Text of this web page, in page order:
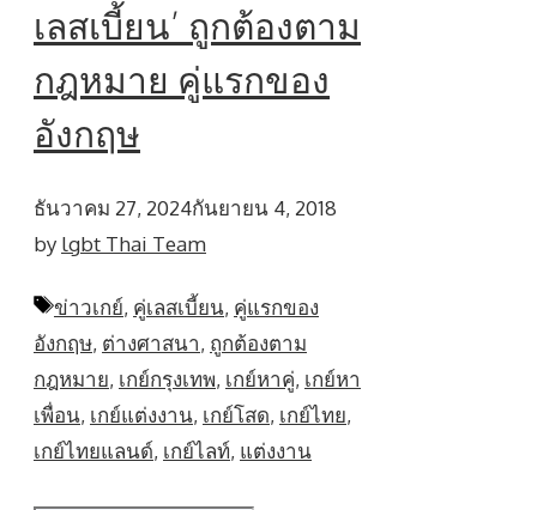
เลสเบี้ยน’ ถูกต้องตาม
กฎหมาย คู่แรกของ
อังกฤษ
ธันวาคม 27, 2024กันยายน 4, 2018
by lgbt Thai Team
Tags
ข่าวเกย์, คู่เลสเบี้ยน, คู่แรกของ
อังกฤษ, ต่างศาสนา, ถูกต้องตาม
กฎหมาย, เกย์กรุงเทพ, เกย์หาคู่, เกย์หา
เพื่อน, เกย์แต่งงาน, เกย์โสด, เกย์ไทย,
เกย์ไทยแลนด์, เกย์ไลท์, แต่งงาน